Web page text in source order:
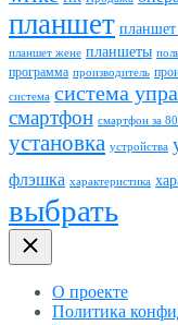
планшет планшет
планшет жене планшеты
программа производитель
система система
смартфон смартфон за
установка устройства
флэшка характеристика
выбрать
О проекте
Политика